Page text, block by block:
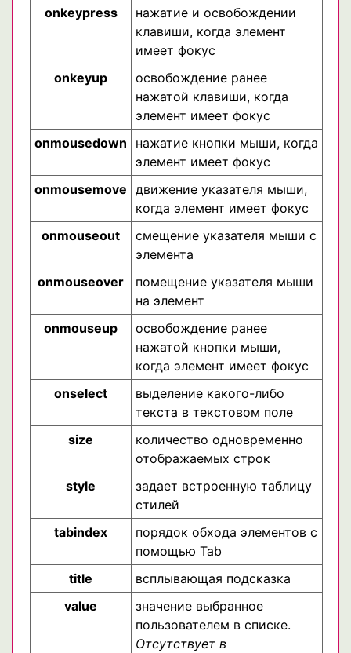
onkeypress
нажатие и освобождении
клавиши, когда элемент
имеет фокус
onkeyup
освобождение ранее
нажатой клавиши, когда
элемент имеет фокус
onmousedown
нажатие кнопки мыши, когда
элемент имеет фокус
onmousemove движение указателя мыши,
когда элемент имеет фокус
onmouseout
смещение указателя мыши с
элемента
onmouseover
помещение указателя мыши
на элемент
onmouseup
освобождение ранее
нажатой кнопки мыши,
когда элемент имеет фокус
onselect
выделение какого-либо
текста в текстовом поле
size
количество одновременно
отображаемых строк
style
задает встроенную таблицу
стилей
tabindex
порядок обхода элементов с
помощью Tab
title
всплывающая подсказка
value
значение выбранное
пользователем в списке.
Отсутствует в